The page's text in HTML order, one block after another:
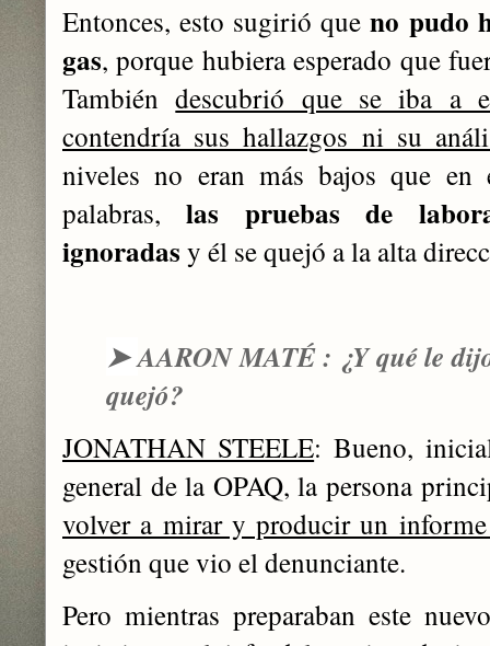
Entonces, esto sugirió queno pudo
gas, porque hubiera esperado que
Tambiéndescubrió que se iba a
contendría sus hallazgos ni su
niveles no eran más bajos que
palabras,las pruebas de
ignoradas y él se quejó a la alta
➤AARON MATÉ : ¿Y qué le
quejó?
JONATHAN STEELE: Bueno,
general de la OPAQ, la persona
volver a mirar y producir un
gestión que vio el denunciante.
Pero mientras preparaban este